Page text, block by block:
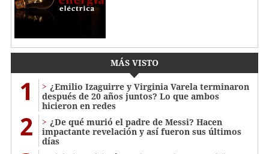
MÁS VISTO
1
¿Emilio Izaguirre y Virginia Varela terminaron
después de 20 años juntos? Lo que ambos
hicieron en redes
2
¿De qué murió el padre de Messi? Hacen
impactante revelación y así fueron sus últimos
días